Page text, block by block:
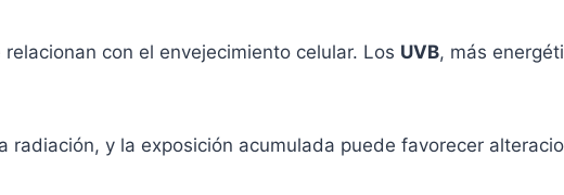
con el envejecimiento celular. Los UVB, más
radiación, y la exposición acumulada puede favorecer